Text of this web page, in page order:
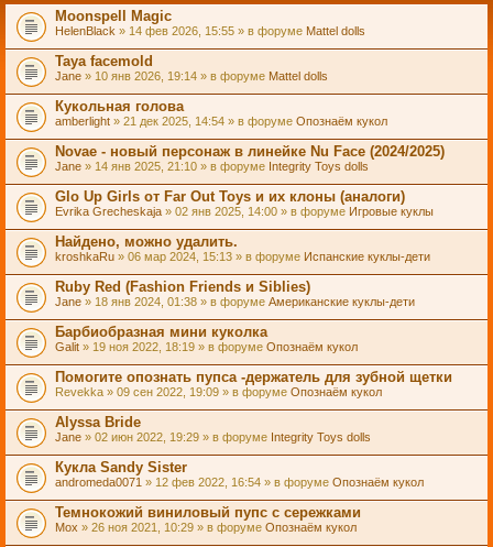
Moonspell Magic
HelenBlack » 14 фев 2026, 15:55 » в форуме Mattel dolls
Taya facemold
Jane » 10 янв 2026, 19:14 » в форуме Mattel dolls
Кукольная голова
amberlight » 21 дек 2025, 14:54 » в форуме Опознаём кукол
Novae - новый персонаж в линейке Nu Face (2024/2025)
Jane » 14 янв 2025, 21:10 » в форуме Integrity Toys dolls
Glo Up Girls от Far Out Toys и их клоны (аналоги)
Evrika Grecheskaja » 02 янв 2025, 14:00 » в форуме Игровые куклы
Найдено, можно удалить.
kroshkaRu » 06 мар 2024, 15:13 » в форуме Испанские куклы-дети
Ruby Red (Fashion Friends и Siblies)
Jane » 18 янв 2024, 01:38 » в форуме Американские куклы-дети
Барбиобразная мини куколка
Galit » 19 ноя 2022, 18:19 » в форуме Опознаём кукол
Помогите опознать пупса -держатель для зубной щетки
Revekka » 09 сен 2022, 19:09 » в форуме Опознаём кукол
Alyssa Bride
Jane » 02 июн 2022, 19:29 » в форуме Integrity Toys dolls
Кукла Sandy Sister
andromeda0071 » 12 фев 2022, 16:54 » в форуме Опознаём кукол
Темнокожий виниловый пупс с сережками
Mox » 26 ноя 2021, 10:29 » в форуме Опознаём кукол